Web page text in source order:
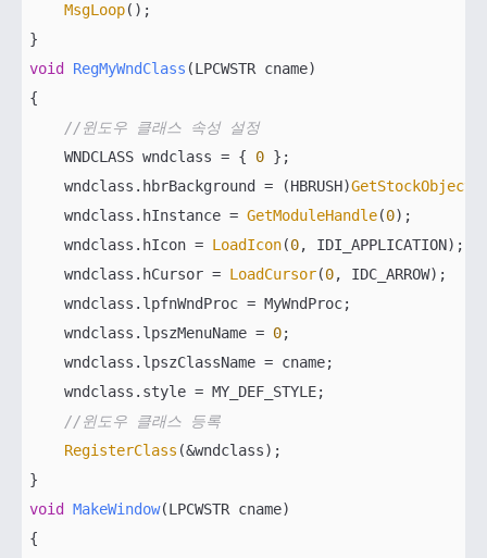
MsgLoop();
void
RegMyWndClass (LPCWSTR cname)
{
//윈도우 클래스 속성 설정
    WNDCLASS wndclass = {
0 };
    wndclass.hbrBackground = (HBRUSH)
GetStockObject
    wndclass.hInstance =
GetModuleHandle(0);
    wndclass.hIcon =
LoadIcon(0, IDI_APPLICATION);
    wndclass.hCursor =
LoadCursor(0, IDC_ARROW);
    wndclass.lpfnWndProc = MyWndProc;
    wndclass.lpszMenuName =
0;
    wndclass.lpszClassName = cname;
    wndclass.style = MY_DEF_STYLE;
//윈도우 클래스 등록
RegisterClass (&wndclass);
void
MakeWindow(LPCWSTR cname)
{